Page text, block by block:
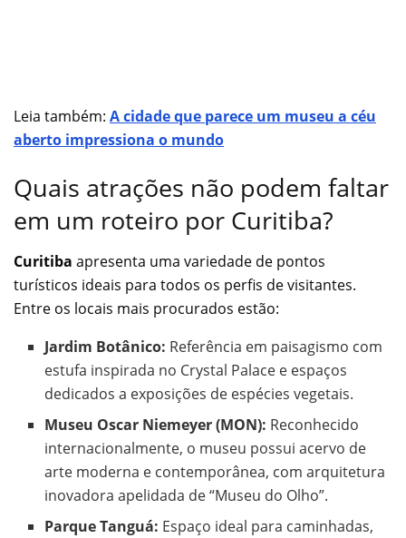
Leia também: A cidade que parece um museu a céu
aberto impressiona o mundo
Quais atrações não podem faltar
em um roteiro por Curitiba?
Curitiba apresenta uma variedade de pontos
turísticos ideais para todos os perfis de visitantes.
Entre os locais mais procurados estão:
Jardim Botânico: Referência em paisagismo com
estufa inspirada no Crystal Palace e espaços
dedicados a exposições de espécies vegetais.
Museu Oscar Niemeyer (MON): Reconhecido
internacionalmente, o museu possui acervo de
arte moderna e contemporânea, com arquitetura
inovadora apelidada de “Museu do Olho”.
Parque Tanguá: Espaço ideal para caminhadas,